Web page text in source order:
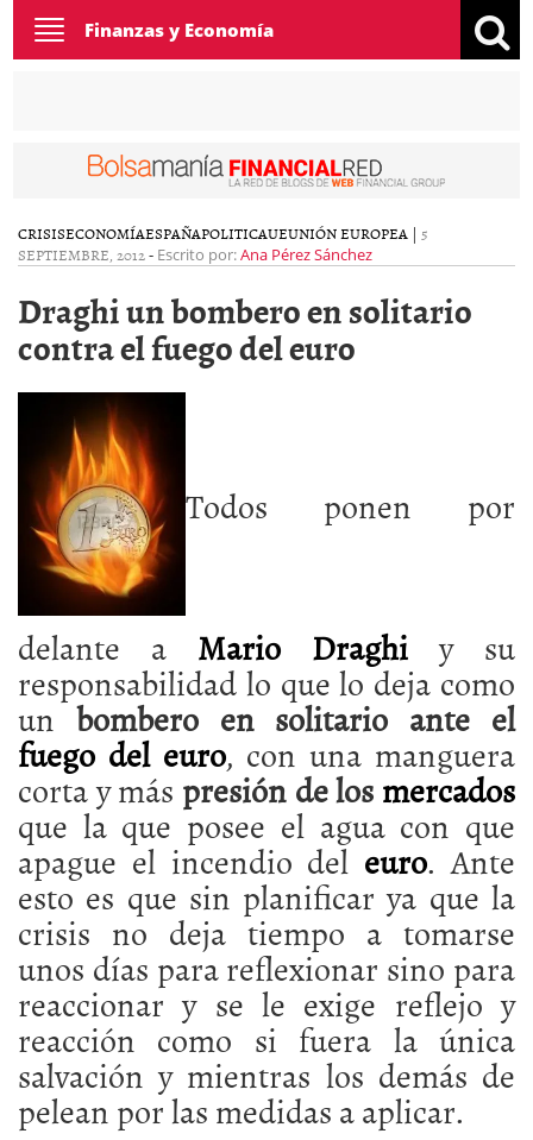
Toggle
navigation
Finanzas y Economía
CRISISECONOMÍAESPAÑAPOLITICAUEUNIÓN EUROPEA | 5
SEPTIEMBRE, 2012- Escrito por:Ana Pérez Sánchez
Draghi un bombero en solitario
contra el fuego del euro
Todos ponen por
delante a Mario Draghi y su
responsabilidad lo que lo deja como
unbombero en solitario ante el
fuego del euro, con una manguera
corta y más presión de losmercados
que la que posee el agua con que
apague el incendio del euro. Ante
esto es que sin planificar ya que la
crisis no deja tiempo a tomarse
unos días para reflexionar sino para
reaccionar y se le exige reflejo y
reacción como si fuera la única
salvación y mientras los demás de
pelean por las medidas a aplicar.